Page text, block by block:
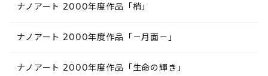
ナノアート 2000年度作品「梢」
ナノアート 2000年度作品「－月面－」
ナノアート 2000年度作品「生命の輝き」